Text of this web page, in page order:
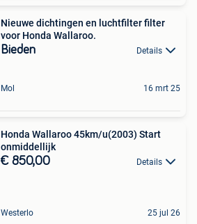
Nieuwe dichtingen en luchtfilter filter
voor Honda Wallaroo.
Bieden Details
Mol 16 mrt 25
Honda Wallaroo 45km/u(2003) Start
onmiddellijk
€ 850,00 Details
Westerlo 25 jul 26